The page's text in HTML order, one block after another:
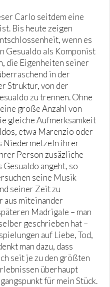
Carlo seitdem eine
Bis heute zeigen
wenn es
Gesualdo als Komponist
die Eigenheiten seiner
in der
Struktur, von der
zu trennen. Ohne
große Anzahl von
gleiche Aufmerksamkeit
etwa Marenzio oder
Niedermetzeln ihrer
Person zusäzliche
Gesualdo angeht, so
seine Musik
seiner Zeit zu
aus miteinander
Madrigale – man
geschrieben hat –
auf Liebe, Tod,
man dazu, dass
seit je zu den größten
überhaupt
für mein Stück.